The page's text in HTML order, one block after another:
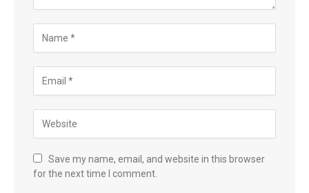
Save my name, email, and website in this browser
for the next time I comment.